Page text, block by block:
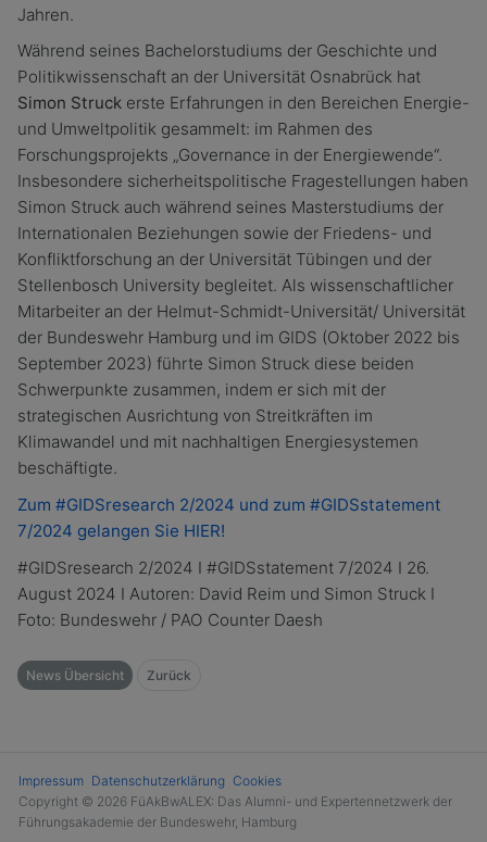
Jahren.
Während seines Bachelorstudiums der Geschichte und
Politikwissenschaft an der Universität Osnabrück hat
Simon Struck erste Erfahrungen in den Bereichen Energie-
und Umweltpolitik gesammelt: im Rahmen des
Forschungsprojekts „Governance in der Energiewende“.
Insbesondere sicherheitspolitische Fragestellungen haben
Simon Struck auch während seines Masterstudiums der
Internationalen Beziehungen sowie der Friedens- und
Konfliktforschung an der Universität Tübingen und der
Stellenbosch University begleitet. Als wissenschaftlicher
Mitarbeiter an der Helmut-Schmidt-Universität/ Universität
der Bundeswehr Hamburg und im GIDS (Oktober 2022 bis
September 2023) führte Simon Struck diese beiden
Schwerpunkte zusammen, indem er sich mit der
strategischen Ausrichtung von Streitkräften im
Klimawandel und mit nachhaltigen Energiesystemen
beschäftigte.
Zum #GIDSresearch 2/2024 und zum #GIDSstatement
7/2024 gelangen Sie HIER!
#GIDSresearch 2/2024 I #GIDSstatement 7/2024 I 26.
August 2024 I Autoren: David Reim und Simon Struck I
Foto: Bundeswehr / PAO Counter Daesh
News Übersicht Zurück
Impressum Datenschutzerklärung Cookies
Copyright © 2026 FüAkBwALEX: Das Alumni- und Expertennetzwerk der
Führungsakademie der Bundeswehr, Hamburg